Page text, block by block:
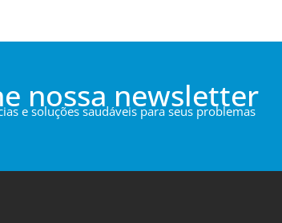
nossa newsletter
e soluções saudáveis para seus problemas